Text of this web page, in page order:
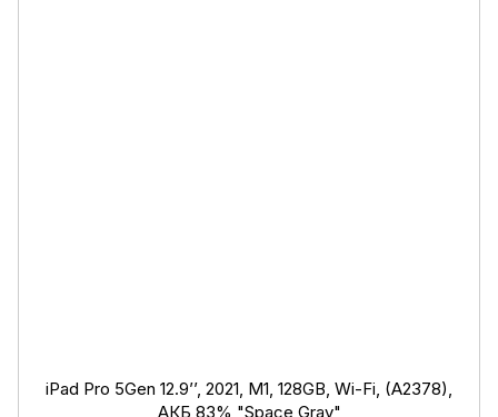
iPad Pro 5Gen 12.9’’, 2021, M1, 128GB, Wi-Fi, (A2378),
АКБ 83% "Space Gray"